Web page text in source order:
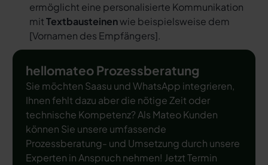
ermöglicht eine personalisierte Kommunikation
mitTextbausteinenwie beispielsweise dem
[Vornamen des Empfängers].
hellomateo Prozessberatung
Sie möchten Saasu und WhatsApp integrieren,
Ihnen fehlt dazu aber die nötige Zeit oder
technische Kompetenz? Als Mateo Kunden
können Sie unsere umfassende
Prozessberatung- und Umsetzung durch unsere
Experten in Anspruch nehmen! Jetzt Termin